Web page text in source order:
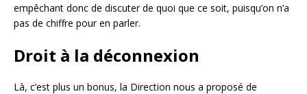
empêchant donc de discuter de quoi que ce soit, puisqu’on n’a
pas de chiffre pour en parler.
Droit à la déconnexion
Là, c’est plus un bonus, la Direction nous a proposé de